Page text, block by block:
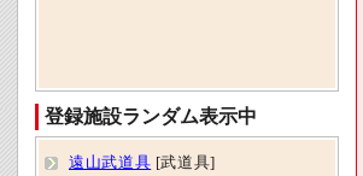
登録施設ランダム表示中
遠山武道具 [武道具]